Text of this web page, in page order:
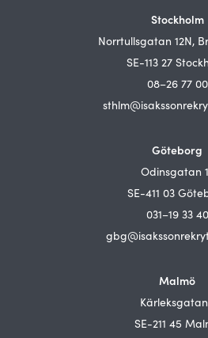
Stockholm
Norrtullsgatan 12N,
SE-113 27
08–26 77 00
Göteborg
Odinsgatan
SE-411 03
031–19 33 40
Malmö
Kärleksgatan
SE-211 45